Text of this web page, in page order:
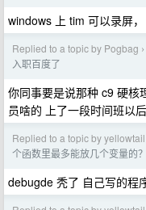
windows 上 tim 可以录屏，
Replied to a topic by Pogbag ›
入职百度了
你同事要是说那种 c9 硬核
员啥的 上了一段时间班以
Replied to a topic by yellowtail
个函数里最多能放几个变量的？
debugde 秃了 自己写的程